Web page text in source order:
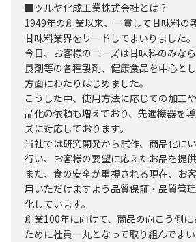
■ツルヤ化成工業株式会社とは？
1949年の創業以来、一貫して甘味料の
甘味料業界をリードしてまいりました。
今日、お客様のニーズは甘味料のみな
良剤等の各種製剤、健康食品を中心と
方面にわたりはじめました。
こうした中、使用方法に応じての加工
品化の依頼も増えており、先進機器を
ズに対応しております。
当社では研究開発から試作、商品化に
行い、お客様の要望に応えたお品を提供
また、食の安全が重視される現在、お
用いただけますよう品質保証・品質管
化しています。
創業100年に向けて、商品の向こう側
ために社員一丸となって取り組んでまい